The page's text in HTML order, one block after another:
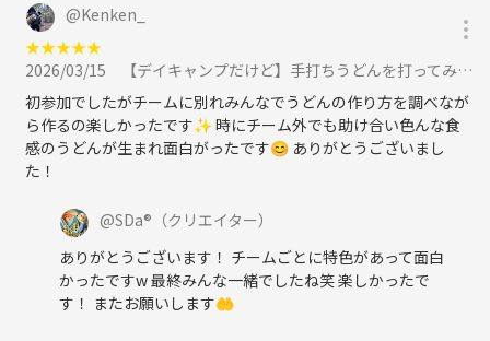
@Kenken_
★★★★★
2026/03/15
【デイキャンプだけど】手打ちうどんを打ってみよう！に参加
初参加でしたがチームに別れみんなでうどんの作り方を調べなが
ら作るの楽しかったです✨ 時にチーム外でも助け合い色んな食
感のうどんが生まれ面白がったです😊 ありがとうございまし
た！
@SDa®️ （クリエイター）
ありがとうございます！ チームごとに特色があって面白
かったですw 最終みんな一緒でしたね笑 楽しかったで
す！ またお願いします🤲